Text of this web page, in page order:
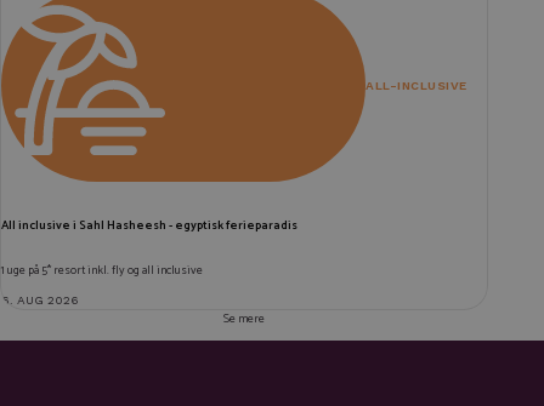
ALL-INCLUSIVE
All inclusive i Sahl Hasheesh - egyptisk ferieparadis
1 uge på 5* resort inkl. fly og all inclusive
6. AUG 2026
Se mere